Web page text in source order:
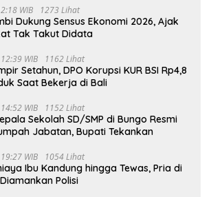
WIB 1273 Lihat
Dukung Sensus Ekonomi 2026, Ajak
Tak Takut Didata
WIB 1162 Lihat
Setahun, DPO Korupsi KUR BSI Rp4,8
Saat Bekerja di Bali
WIB 1152 Lihat
Sekolah SD/SMP di Bungo Resmi
Jabatan, Bupati Tekankan
WIB 1054 Lihat
Ibu Kandung hingga Tewas, Pria di
Polisi